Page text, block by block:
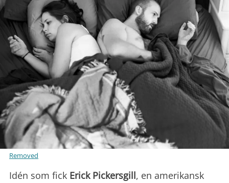
Removed
Idén som fick Erick Pickersgill, en amerikansk